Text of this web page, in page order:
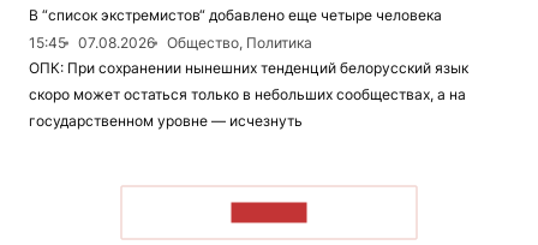
В “список экстремистов“ добавлено еще четыре человека
15:45
07.08.2026
Общество, Политика
ОПК: При сохранении нынешних тенденций белорусский язык
скоро может остаться только в небольших сообществах, а на
государственном уровне — исчезнуть